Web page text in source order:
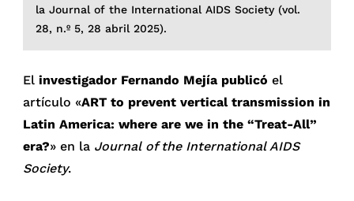
la Journal of the International AIDS Society (vol.
28, n.º 5, 28 abril 2025).
Elinvestigador Fernando Mejía publicó el
artículo «ART to prevent vertical transmission in
Latin America: where are we in the “Treat-All”
era?» en la Journal of the International AIDS
Society.